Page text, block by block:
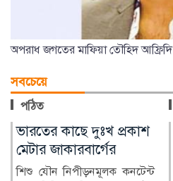
অপরাধ জগতের মাফিয়া তৌহিদ আফ্রিদি
সবচেয়ে
পঠিত
ট্রাম্পের হেলিকপ্টারের
কাছে বিমান, তদন্তে
কর্তৃপক্ষ